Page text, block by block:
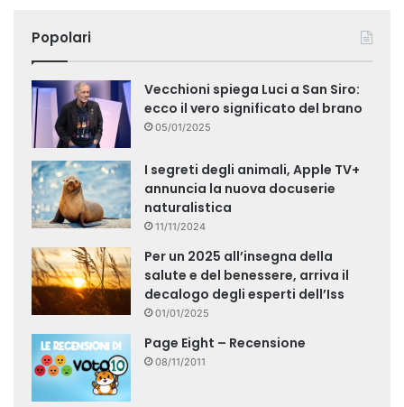
Popolari
Vecchioni spiega Luci a San Siro:
ecco il vero significato del brano
05/01/2025
I segreti degli animali, Apple TV+
annuncia la nuova docuserie
naturalistica
11/11/2024
Per un 2025 all’insegna della
salute e del benessere, arriva il
decalogo degli esperti dell’Iss
01/01/2025
Page Eight – Recensione
08/11/2011